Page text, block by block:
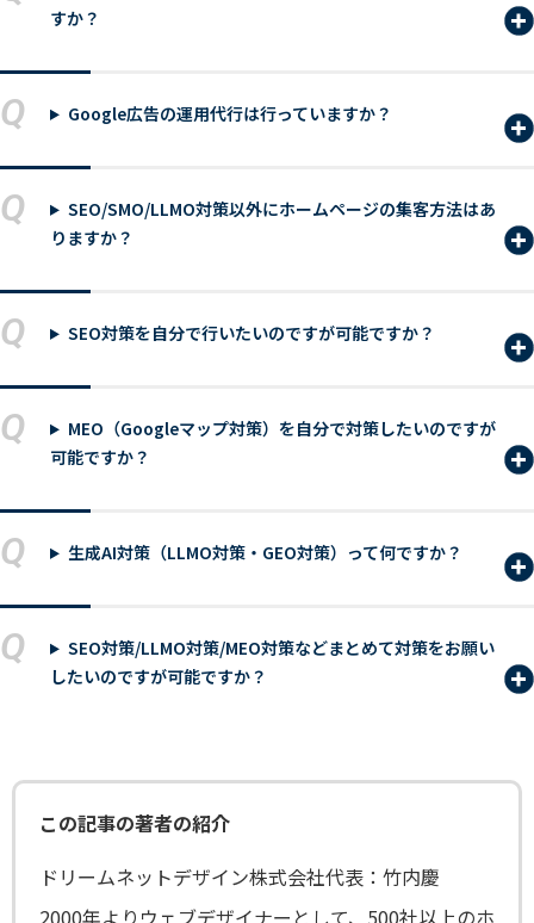
すか？
Q Google広告の運用代行は行っていますか？
Q
SEO/SMO/LLMO対策以外にホームページの集客方法はあ
りますか？
Q SEO対策を自分で行いたいのですが可能ですか？
Q
MEO（Googleマップ対策）を自分で対策したいのですが
可能ですか？
Q 生成AI対策（LLMO対策・GEO対策）って何ですか？
Q
SEO対策/LLMO対策/MEO対策などまとめて対策をお願い
したいのですが可能ですか？
この記事の著者の紹介
ドリームネットデザイン株式会社代表：竹内慶